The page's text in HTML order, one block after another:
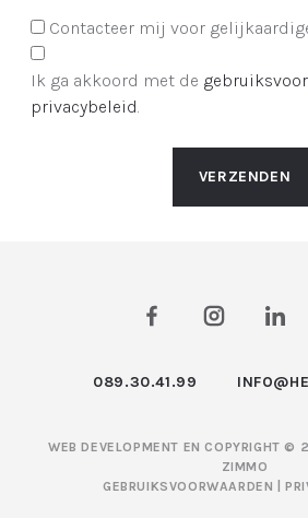
Contacteer mij voor
Ik ga akkoord met de
privacybeleid.
VERZENDEN
089.30.41.99
WEB DEVELOPMENT EN COPYRIGHT ©
ZIMMO
GEBRUIKSVOORWAARDEN
|